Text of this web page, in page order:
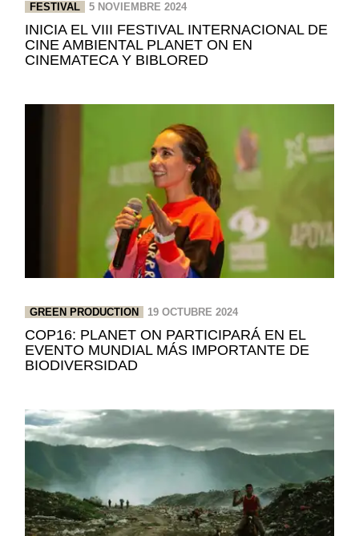
FESTIVAL 5 NOVIEMBRE 2024
INICIA EL VIII FESTIVAL INTERNACIONAL DE
CINE AMBIENTAL PLANET ON EN
CINEMATECA Y BIBLORED
GREEN PRODUCTION 19 OCTUBRE 2024
COP16: PLANET ON PARTICIPARÁ EN EL
EVENTO MUNDIAL MÁS IMPORTANTE DE
BIODIVERSIDAD